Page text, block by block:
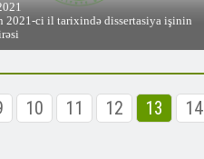
2021-ci il tarixində dissertasiya işinin
10 11 12 13 14